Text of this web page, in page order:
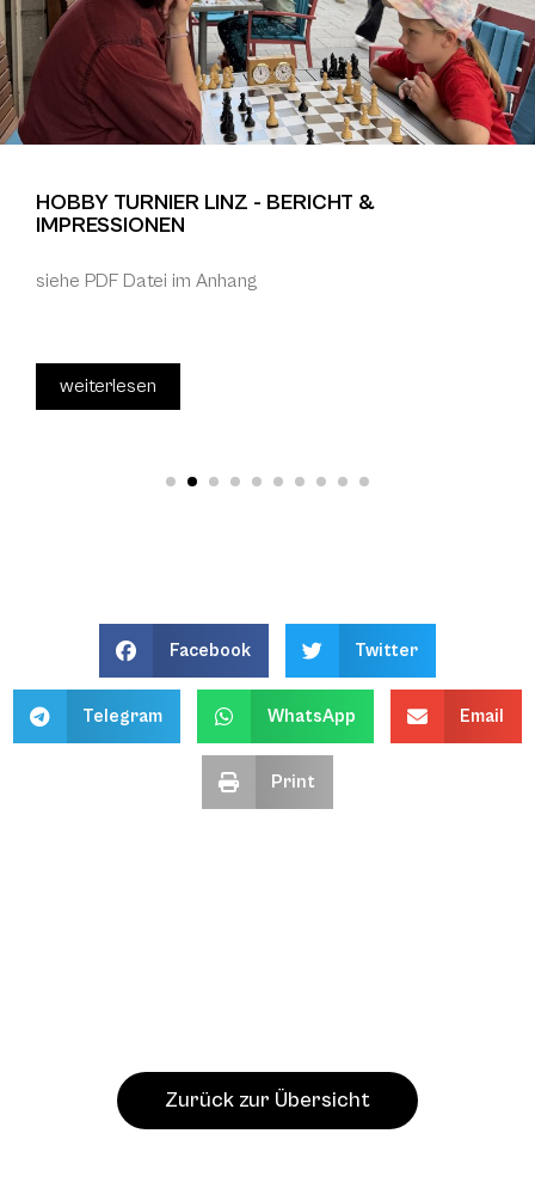
HOBBY TURNIER LINZ - BERICHT &
IMPRESSIONEN
siehe PDF Datei im Anhang
weiterlesen
Facebook Twitter
Telegram WhatsApp Email
Print
Zurück zur Übersicht